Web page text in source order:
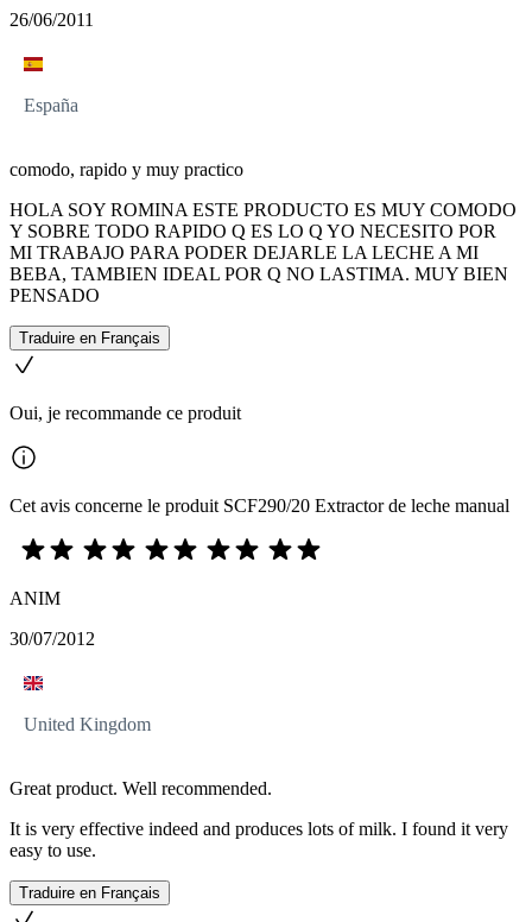
26/06/2011
España
comodo, rapido y muy practico
HOLA SOY ROMINA ESTE PRODUCTO ES MUY COMODO
Y SOBRE TODO RAPIDO Q ES LO Q YO NECESITO POR
MI TRABAJO PARA PODER DEJARLE LA LECHE A MI
BEBA, TAMBIEN IDEAL POR Q NO LASTIMA. MUY BIEN
PENSADO
Traduire en Français
Oui, je recommande ce produit
Cet avis concerne le produit SCF290/20 Extractor de leche manual
ANIM
30/07/2012
United Kingdom
Great product. Well recommended.
It is very effective indeed and produces lots of milk. I found it very
easy to use.
Traduire en Français